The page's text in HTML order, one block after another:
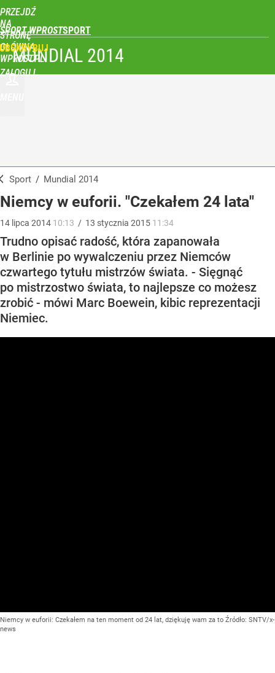
PRZEJDŹ
NA
STRONĘ
GŁÓWNĄ
WPROST.PL
SPORT WPROST
ZALOGUJ
MUNDIAL 2014
Sport / Mundial 2014
Niemcy w euforii. "Czekałem 24 lata"
14 lipca 2014 10:13 / 13 stycznia 2015 11:34
Trudno opisać radość, która zapanowała
w Berlinie po wywalczeniu przez Niemców
czwartego tytułu mistrzów świata. - Sięgnąć
po mistrzostwo świata, to najlepsze co możesz
zrobić - mówi Marc Boewein, kibic reprezentacji
Niemiec.
Niemcy w euforii: Czekałem na ten moment od 24 lat, dziękuję wam za to Źródło: SNTV/x-
news